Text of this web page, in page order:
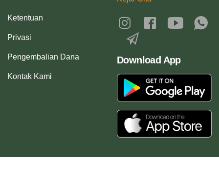
Ketentuan
Privasi
Pengembalian Dana
Kontak Kami
Download App